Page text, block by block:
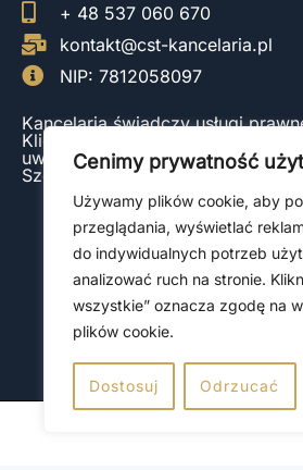
Cenimy prywatność
Używamy plików cookie, aby
przeglądania, wyświetlać
do indywidualnych potrzeb
analizować ruch na stronie.
wszystkie” oznacza zgodę na
plików cookie.
Dostosuj Odrzucać
+ 48 537 060 670
kontakt@cst-kancelaria.pl
NIP: 7812058097
Kancelaria świadczy usługi
Klientów z całej Polski, ze
uwzględnieniem Gdańska,
Szczecina, Warszawy oraz